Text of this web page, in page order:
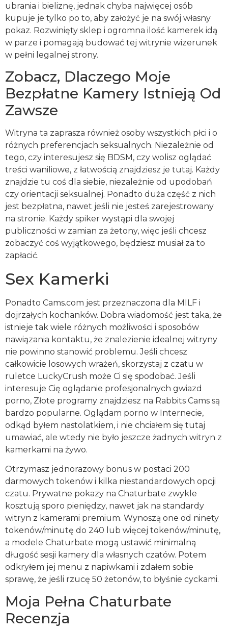
ubrania i bieliznę, jednak chyba najwięcej osób
kupuje je tylko po to, aby założyć je na swój własny
pokaz. Rozwinięty sklep i ogromna ilość kamerek idą
w parze i pomagają budować tej witrynie wizerunek
w pełni legalnej strony.
Zobacz, Dlaczego Moje
Bezpłatne Kamery Istnieją Od
Zawsze
Witryna ta zaprasza również osoby wszystkich płci i o
różnych preferencjach seksualnych. Niezależnie od
tego, czy interesujesz się BDSM, czy wolisz oglądać
treści waniliowe, z łatwością znajdziesz je tutaj. Każdy
znajdzie tu coś dla siebie, niezależnie od upodobań
czy orientacji seksualnej. Ponadto duża część z nich
jest bezpłatna, nawet jeśli nie jesteś zarejestrowany
na stronie. Każdy spiker wystąpi dla swojej
publiczności w zamian za żetony, więc jeśli chcesz
zobaczyć coś wyjątkowego, będziesz musiał za to
zapłacić.
Sex Kamerki
Ponadto Cams.com jest przeznaczona dla MILF i
dojrzałych kochanków. Dobra wiadomość jest taka, że
istnieje tak wiele różnych możliwości i sposobów
nawiązania kontaktu, że znalezienie idealnej witryny
nie powinno stanowić problemu. Jeśli chcesz
całkowicie losowych wrażeń, skorzystaj z czatu w
ruletce LuckyCrush może Ci się spodobać. Jeśli
interesuje Cię oglądanie profesjonalnych gwiazd
porno, Złote programy znajdziesz na Rabbits Cams są
bardzo popularne. Oglądam porno w Internecie,
odkąd byłem nastolatkiem, i nie chciałem się tutaj
umawiać, ale wtedy nie było jeszcze żadnych witryn z
kamerkami na żywo.
Otrzymasz jednorazowy bonus w postaci 200
darmowych tokenów i kilka niestandardowych opcji
czatu. Prywatne pokazy na Chaturbate zwykle
kosztują sporo pieniędzy, nawet jak na standardy
witryn z kamerami premium. Wynoszą one od ninety
tokenów/minutę do 240 lub więcej tokenów/minutę,
a modele Chaturbate mogą ustawić minimalną
długość sesji kamery dla własnych czatów. Potem
odkryłem jej menu z napiwkami i zdałem sobie
sprawę, że jeśli rzucę 50 żetonów, to błyśnie cyckami.
Moja Pełna Chaturbate
Recenzja